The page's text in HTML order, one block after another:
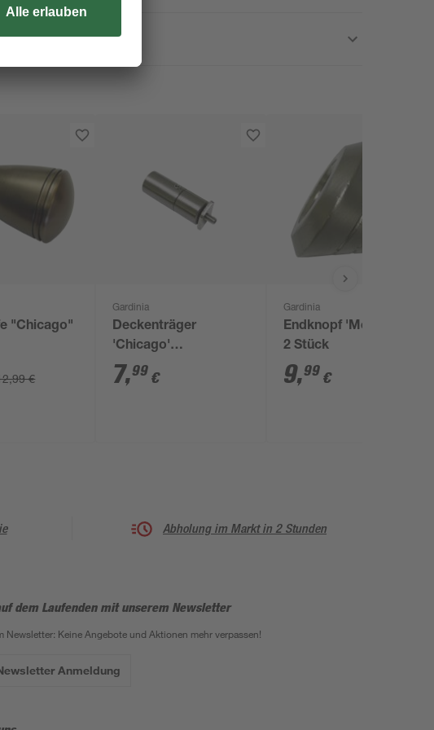
"Chicago"
€
Gardinia
Deckenträger
'Chicago'
edelstahlfarben
7,99 €
Gardinia
Endknopf 'Memphis'
2 Stück
9,99 €
Abholung im Markt in 2 Stunden
dem Laufenden mit unserem Newsletter
Newsletter: Keine Angebote und Aktionen mehr verpassen!
Anmeldung